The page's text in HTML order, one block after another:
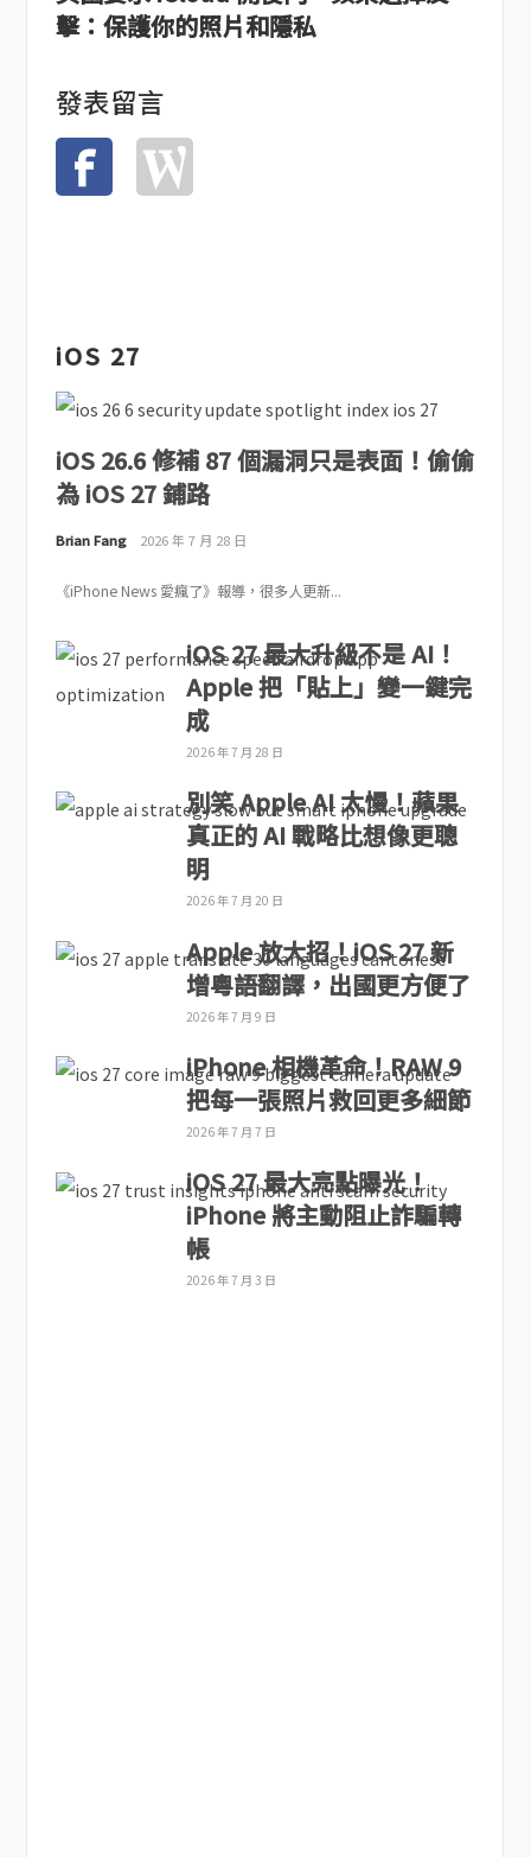
擊：保護你的照片和隱私
發表留言
iOS 27
iOS 26.6 修補 87 個漏洞只是表面！偷偷
為 iOS 27 鋪路
Brian Fang 2026 年 7 月 28 日
《iPhone News 愛瘋了》報導，很多人更新...
iOS 27 最大升級不是 AI！
Apple 把「貼上」變一鍵完
成
2026 年 7 月 28 日
別笑 Apple AI 太慢！蘋果
真正的 AI 戰略比想像更聰
明
2026 年 7 月 20 日
Apple 放大招！iOS 27 新
增粵語翻譯，出國更方便了
2026 年 7 月 9 日
iPhone 相機革命！RAW 9
把每一張照片救回更多細節
2026 年 7 月 7 日
iOS 27 最大亮點曝光！
iPhone 將主動阻止詐騙轉
帳
2026 年 7 月 3 日